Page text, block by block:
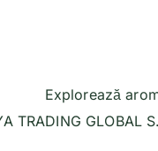
Explorează
TRADING GLOBAL